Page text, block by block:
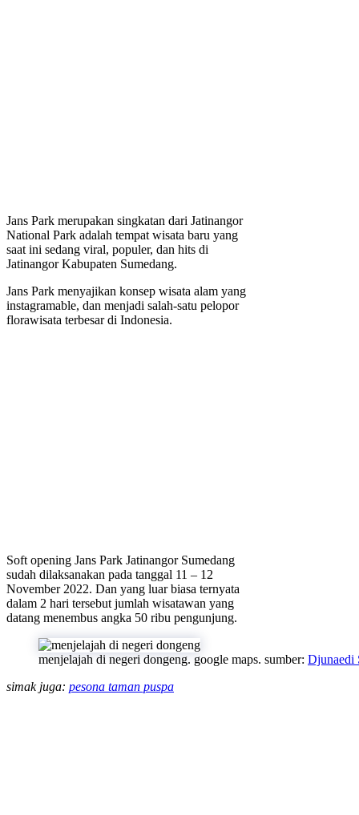
Jans Park merupakan singkatan dari Jatinangor
National Park adalah tempat wisata baru yang
saat ini sedang viral, populer, dan hits di
Jatinangor Kabupaten Sumedang.
Jans Park menyajikan konsep wisata alam yang
instagramable, dan menjadi salah-satu pelopor
florawisata terbesar di Indonesia.
Soft opening Jans Park Jatinangor Sumedang
sudah dilaksanakan pada tanggal 11 – 12
November 2022. Dan yang luar biasa ternyata
dalam 2 hari tersebut jumlah wisatawan yang
datang menembus angka 50 ribu pengunjung.
menjelajah di negeri dongeng. google maps. sumber: Djunaedi
simak juga: pesona taman puspa